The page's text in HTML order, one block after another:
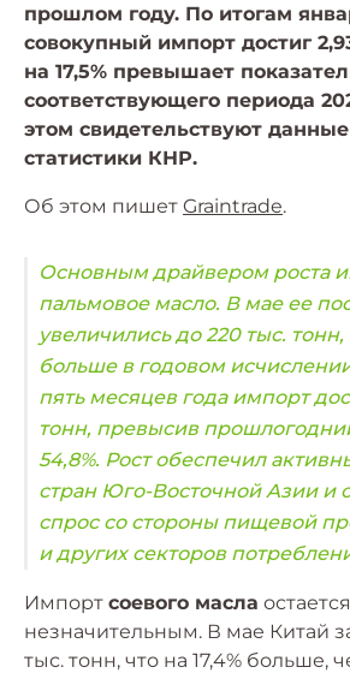
прошлом году. По итогам
совокупный импорт достиг
на 17,5% превышает
соответствующего периода
этом свидетельствуют
статистики КНР.
Об этом пишет Graintrade.
Основным драйвером роста
пальмовое масло. В мае ее
увеличились до 220 тыс. тонн,
больше в годовом
пять месяцев года импорт
тонн, превысив
54,8%. Рост обеспечил
стран Юго-Восточной Азии и
спрос со стороны пищевой
и других секторов
Импорт соевого масла остается
незначительным. В мае Китай
тыс. тонн, что на 17,4% больше,